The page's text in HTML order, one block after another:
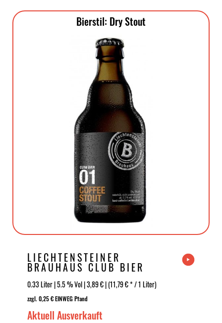
Bierstil: Dry Stout
LIECHTENSTEINER
BRAUHAUS CLUB BIER
0.33 Liter | 5.5 % Vol | 3,89 € | (11,79 € * / 1 Liter)
zzgl. 0,25 € EINWEG Pfand
Aktuell Ausverkauft